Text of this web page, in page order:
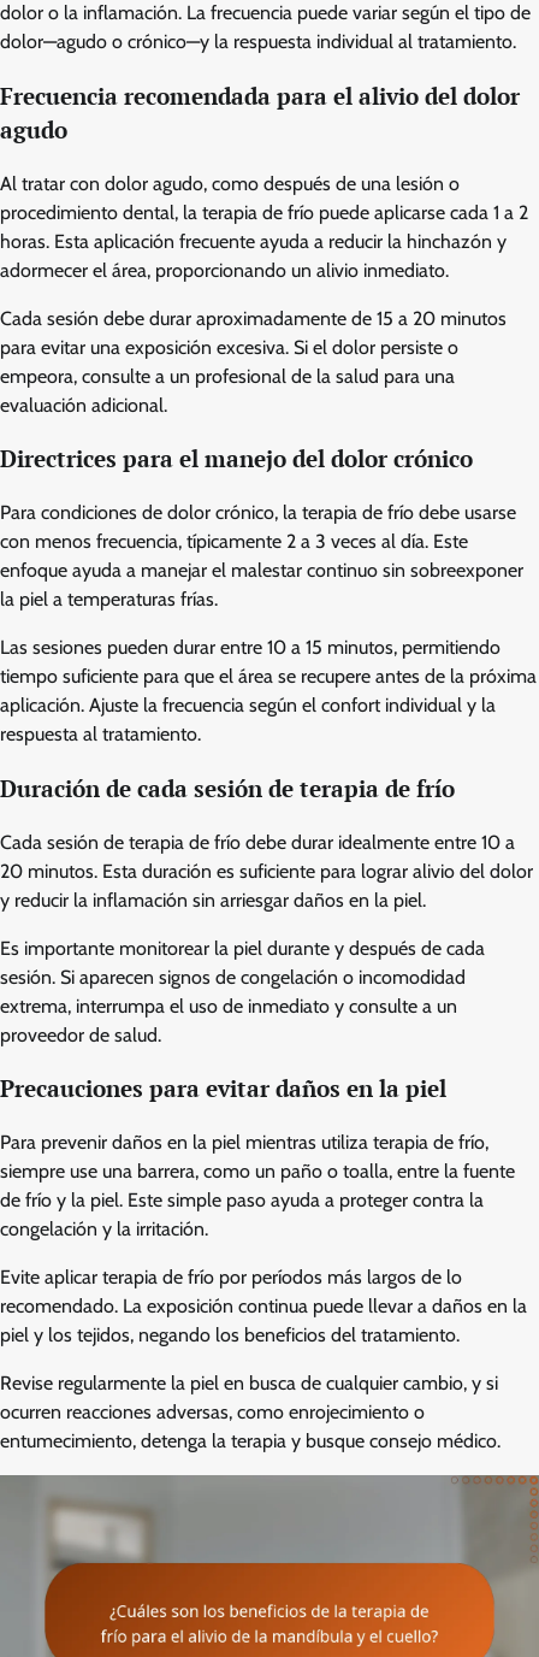
dolor o la inflamación. La frecuencia puede variar según el tipo de
dolor—agudo o crónico—y la respuesta individual al tratamiento.
Frecuencia recomendada para el alivio del dolor
agudo
Al tratar con dolor agudo, como después de una lesión o
procedimiento dental, la terapia de frío puede aplicarse cada 1 a 2
horas. Esta aplicación frecuente ayuda a reducir la hinchazón y
adormecer el área, proporcionando un alivio inmediato.
Cada sesión debe durar aproximadamente de 15 a 20 minutos
para evitar una exposición excesiva. Si el dolor persiste o
empeora, consulte a un profesional de la salud para una
evaluación adicional.
Directrices para el manejo del dolor crónico
Para condiciones de dolor crónico, la terapia de frío debe usarse
con menos frecuencia, típicamente 2 a 3 veces al día. Este
enfoque ayuda a manejar el malestar continuo sin sobreexponer
la piel a temperaturas frías.
Las sesiones pueden durar entre 10 a 15 minutos, permitiendo
tiempo suficiente para que el área se recupere antes de la próxima
aplicación. Ajuste la frecuencia según el confort individual y la
respuesta al tratamiento.
Duración de cada sesión de terapia de frío
Cada sesión de terapia de frío debe durar idealmente entre 10 a
20 minutos. Esta duración es suficiente para lograr alivio del dolor
y reducir la inflamación sin arriesgar daños en la piel.
Es importante monitorear la piel durante y después de cada
sesión. Si aparecen signos de congelación o incomodidad
extrema, interrumpa el uso de inmediato y consulte a un
proveedor de salud.
Precauciones para evitar daños en la piel
Para prevenir daños en la piel mientras utiliza terapia de frío,
siempre use una barrera, como un paño o toalla, entre la fuente
de frío y la piel. Este simple paso ayuda a proteger contra la
congelación y la irritación.
Evite aplicar terapia de frío por períodos más largos de lo
recomendado. La exposición continua puede llevar a daños en la
piel y los tejidos, negando los beneficios del tratamiento.
Revise regularmente la piel en busca de cualquier cambio, y si
ocurren reacciones adversas, como enrojecimiento o
entumecimiento, detenga la terapia y busque consejo médico.